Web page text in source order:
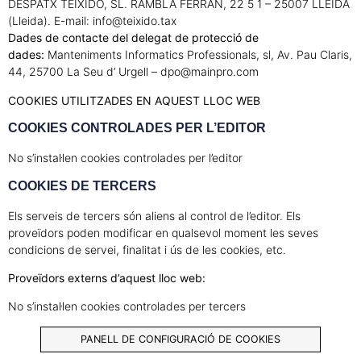
DESPATX TEIXIDO, SL. RAMBLA FERRAN, 22 5 1 – 25007 LLEIDA
(Lleida). E-mail: info@teixido.tax
Dades de contacte del delegat de protecció de
dades: Manteniments Informatics Professionals, sl, Av. Pau Claris,
44, 25700 La Seu d’ Urgell – dpo@mainpro.com
COOKIES UTILITZADES EN AQUEST LLOC WEB
COOKIES CONTROLADES PER L’EDITOR
No s’instal·len cookies controlades per l’editor
COOKIES DE TERCERS
Els serveis de tercers són aliens al control de l’editor. Els
proveïdors poden modificar en qualsevol moment les seves
condicions de servei, finalitat i ús de les cookies, etc.
Proveïdors externs d’aquest lloc web:
No s’instal·len cookies controlades per tercers
PANELL DE CONFIGURACIÓ DE COOKIES